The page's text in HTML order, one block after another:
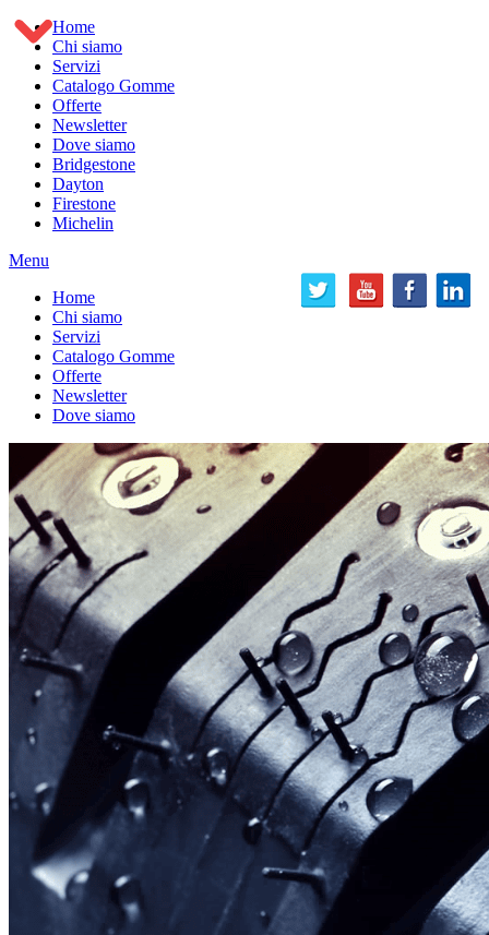
Home
Chi siamo
Servizi
Catalogo Gomme
Offerte
Newsletter
Dove siamo
Bridgestone
Dayton
Firestone
Michelin
Menu
Home
Chi siamo
Servizi
Catalogo Gomme
Offerte
Newsletter
Dove siamo